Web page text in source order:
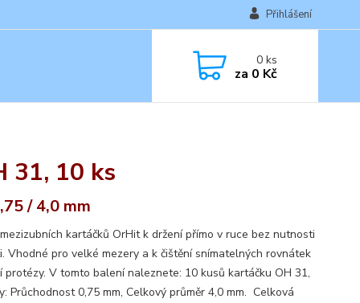
Přihlášení
0ks
za 0 Kč
31, 10 ks
/ 4,0 mm
kartáčků OrHit k držení přímo v ruce bez nutnosti
Vhodné pro velké mezery a k čištění snímatelných rovnátek
protézy. V tomto balení naleznete: 10 kusů kartáčku OH 31,
Průchodnost 0,75 mm, Celkový průměr 4,0 mm. Celková